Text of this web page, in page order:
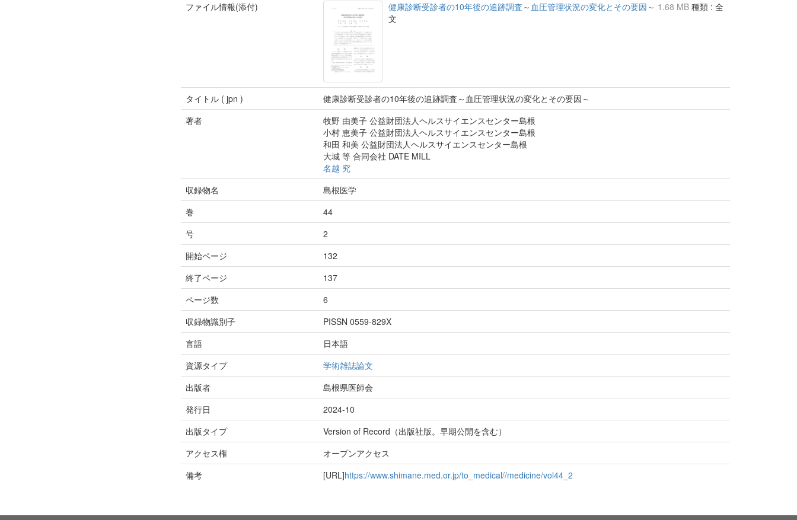
ファイル情報(添付) 健康診断受診者の10年後の追跡調査～血圧管理状況の変化とその要因～ 1.68 MB 種類 : 全
文
タイトル ( jpn )
健康診断受診者の10年後の追跡調査～血圧管理状況の変化とその要因～
著者
牧野 由美子 公益財団法人ヘルスサイエンスセンター島根
小村 恵美子 公益財団法人ヘルスサイエンスセンター島根
和田 和美 公益財団法人ヘルスサイエンスセンター島根
大城 等 合同会社 DATE MILL
名越 究
収録物名
島根医学
巻
44
号
2
開始ページ
132
終了ページ
137
ページ数
6
収録物識別子
PISSN 0559-829X
言語
日本語
資源タイプ
学術雑誌論文
出版者
島根県医師会
発行日
2024-10
出版タイプ
Version of Record（出版社版。早期公開を含む）
アクセス権
オープンアクセス
備考
[URL]https://www.shimane.med.or.jp/to_medical//medicine/vol44_2